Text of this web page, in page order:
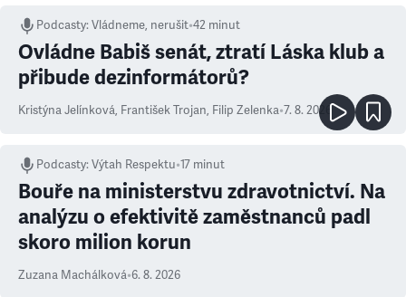
Podcasty:Vládneme, nerušit•42 minut
Ovládne Babiš senát, ztratí Láska klub a
přibude dezinformátorů?
Kristýna Jelínková, František Trojan, Filip Zelenka•7. 8. 2026
Podcasty:Výtah Respektu•17 minut
Bouře na ministerstvu zdravotnictví. Na
analýzu o efektivitě zaměstnanců padl
skoro milion korun
Zuzana Machálková•6. 8. 2026